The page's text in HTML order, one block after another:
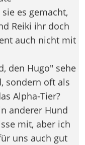
es gemacht,
Reiki ihr doch
auch nicht mit
den Hugo" sehe
sondern oft als
Alpha-Tier?
anderer Hund
mit, aber ich
uns auch gut